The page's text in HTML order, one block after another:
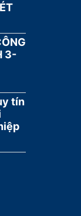
3-
tín